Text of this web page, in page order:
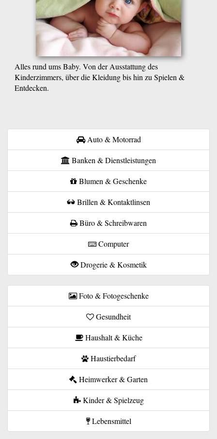
Alles rund ums Baby. Von der Ausstattung des
Kinderzimmers, über die Kleidung bis hin zu Spielen &
Entdecken.
Auto & Motorrad
Banken & Dienstleistungen
Blumen & Geschenke
Brillen & Kontaktlinsen
Büro & Schreibwaren
Computer
Drogerie & Kosmetik
Foto & Fotogeschenke
Gesundheit
Haushalt & Küche
Haustierbedarf
Heimwerker & Garten
Kinder & Spielzeug
Lebensmittel